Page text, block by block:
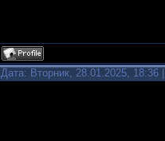
Дата: Вторник, 28.01.2025,